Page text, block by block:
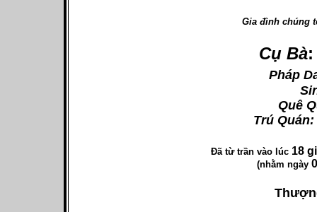
Gia đình chúng
Cụ Bà:
Pháp
Quê
Trú Quán:
Đã từ trần vào lúc 18
(nhằm ngày